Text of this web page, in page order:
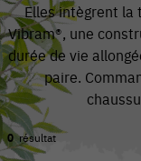
Elles intègrent la
Vibram®, une
durée de vie
paire.
0 résultat